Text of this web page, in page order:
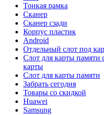
Тонкая рамка
Сканер
Сканер сзади
Корпус пластик
Android
Отдельный слот под
Слот для карты памяти
карты
Слот для карты памяти
Забрать сегодня
Товары со скидкой
Huawei
Samsung